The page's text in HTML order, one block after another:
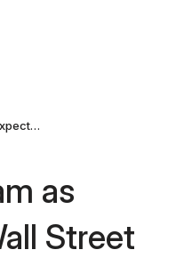
As ações da Coherent superam as expectativas dos analistas: Wall Street ainda está subestimando a imagem da IA?
as
Street